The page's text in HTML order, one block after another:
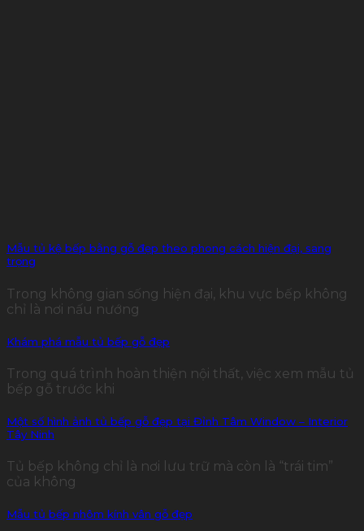
Mẫu tủ kệ bếp bằng gỗ đẹp theo phong cách hiện đại, sang
trọng
Trong không gian sống hiện đại, khu vực bếp không
chỉ là nơi nấu nướng
Khám phá mẫu tủ bếp gỗ đẹp
Trong quá trình hoàn thiện nội thất, việc xem mẫu tủ
bếp gỗ trước khi
Một số hình ảnh tủ bếp gỗ đẹp tại Đỉnh Tâm Window – Interior
Tây Ninh
Tủ bếp không chỉ là nơi lưu trữ mà còn là “trái tim”
của không
Mẫu tủ bếp nhôm kính vân gỗ đẹp